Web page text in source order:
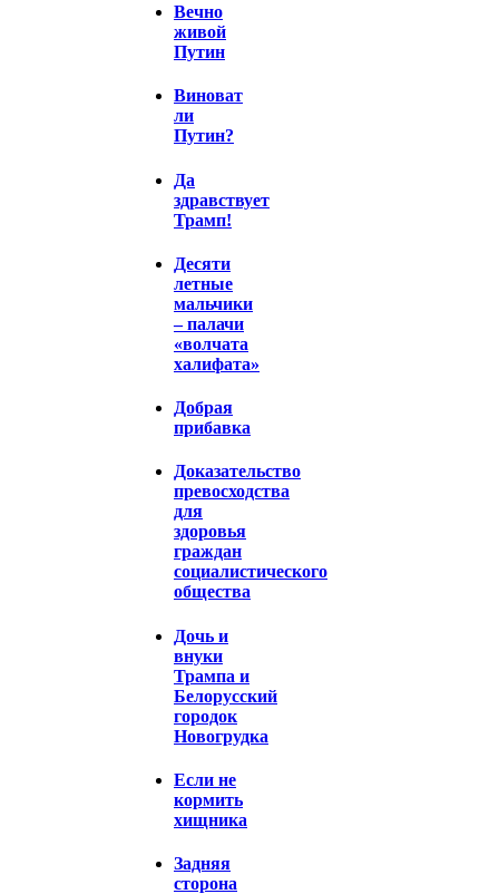
Вечно
живой
Путин
Виноват
ли
Путин?
Да
здравствует
Трамп!
Десяти
летные
мальчики
– палачи
«волчата
халифата»
Добрая
прибавка
Доказательство
превосходства
для
здоровья
граждан
социалистического
общества
Дочь и
внуки
Трампа и
Белорусский
городок
Новогрудка
Если не
кормить
хищника
Задняя
сторона